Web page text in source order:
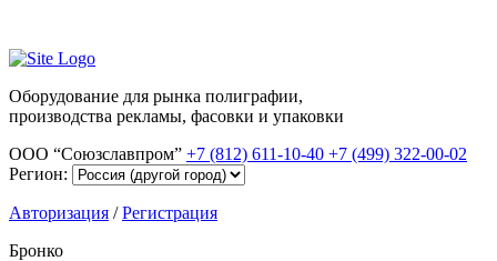
Оборудование для рынка полиграфии,
производства рекламы, фасовки и упаковки
ООО “Союзславпром” +7 (812) 611-10-40 +7 (499) 322-00-02
Регион:
Авторизация /Регистрация
Бронко